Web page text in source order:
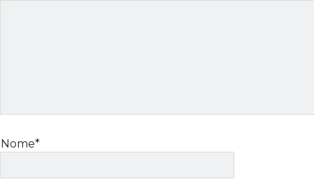
Nome*